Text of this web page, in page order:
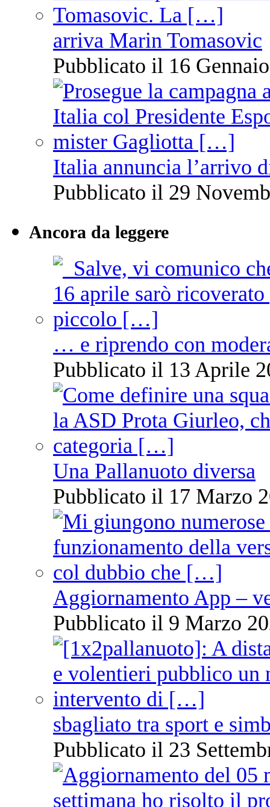
arriva Marin Tomasovic
Pubblicato il 16
Italia annuncia l’arrivo
Pubblicato il 29
Ancora da leggere
… e riprendo con
Pubblicato il 13 Aprile
Una Pallanuoto diversa
Pubblicato il 17 Marzo
Aggiornamento App –
Pubblicato il 9 Marzo
sbagliato tra sport e
Pubblicato il 23